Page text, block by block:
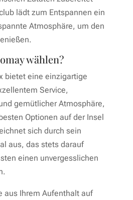
lädt zum Entspannen ein
Atmosphäre, um den
wählen?
bietet eine einzigartige
Service,
gemütlicher Atmosphäre,
Optionen auf der Insel
sich durch sein
aus, das stets darauf
einen unvergesslichen
aus Ihrem Aufenthalt auf